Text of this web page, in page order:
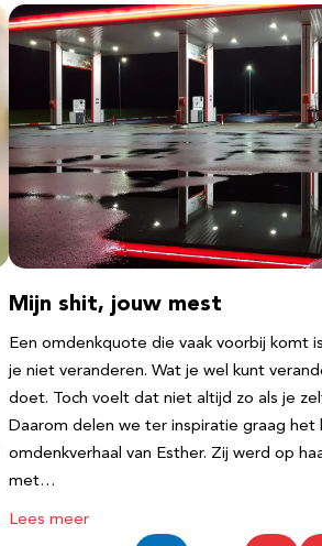
Mijn shit, jouw mest
Een omdenkquote die vaak voorbij komt
je niet veranderen. Wat je wel kunt
doet. Toch voelt dat niet altijd zo als je
Daarom delen we ter inspiratie graag het
omdenkverhaal van Esther. Zij werd op
met…
Lees meer